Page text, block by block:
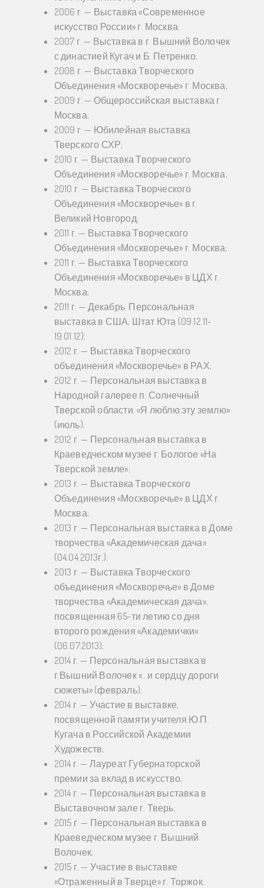
2006 г. — Выставка «Современное
искусство России» г. Москва;
2007 г. — Выставка в г. Вышний Волочек
с династией Кугач и Б. Петренко;
2008 г. — Выставка Творческого
Объединения «Москворечье» г. Москва;
2009 г. — Общероссийская выставка г.
Москва;
2009 г. — Юбилейная выставка
Тверского СХР;
2010 г. — Выставка Творческого
Объединения «Москворечье» г. Москва;
2010 г. — Выставка Творческого
Объединения «Москворечье» в г.
Великий Новгород;
2011 г. — Выставка Творческого
Объединения «Москворечье» г. Москва;
2011 г. — Выставка Творческого
Объединения «Москворечье» в ЦДХ г.
Москва;
2011 г. — Декабрь. Персональная
выставка в США, Штат Юта (09.12.11-
19.01.12);
2012 г. — Выставка Творческого
объединения «Москворечье» в РАХ;
2012 г. — Персональная выставка в
Народной галерее п. Солнечный
Тверской области. «Я люблю эту землю»
(июль);
2012 г. — Персональная выставка в
Краеведческом музее г. Бологое «На
Тверской земле»;
2013 г. — Выставка Творческого
Объединения «Москворечье» в ЦДХ г.
Москва;
2013 г. — Персональная выставка в Доме
творчества «Академическая дача»
(04.04.2013г.);
2013 г. — Выставка Творческого
объединения «Москворечье» в Доме
творчества «Академическая дача»,
посвященная 65-ти летию со дня
второго рождения «Академички»
(06.07.2013);
2014 г. — Персональная выставка в
г.Вышний Волочек «…и сердцу дороги
сюжеты» (февраль);
2014 г. — Участие в выставке,
посвященной памяти учителя Ю.П.
Кугача в Российской Академии
Художеств;
2014 г. — Лауреат Губернаторской
премии за вклад в искусство;
2014 г. — Персональная выставка в
Выставочном зале г. Тверь;
2015 г. — Персональная выставка в
Краеведческом музее г. Вышний
Волочек;
2015 г. — Участие в выставке
«Отраженный в Тверце» г. Торжок;